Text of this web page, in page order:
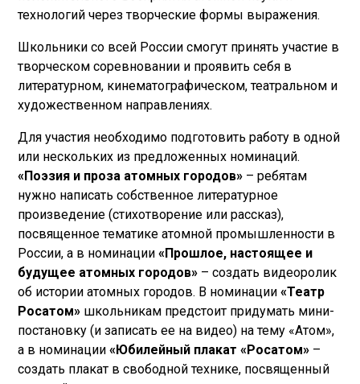
технологий через творческие формы выражения.
Школьники со всей России смогут принять участие в
творческом соревновании и проявить себя в
литературном, кинематографическом, театральном и
художественном направлениях.
Для участия необходимо подготовить работу в одной
или нескольких из предложенных номинаций.
«Поэзия и проза атомных городов» – ребятам
нужно написать собственное литературное
произведение (стихотворение или рассказ),
посвященное тематике атомной промышленности в
России, а в номинации«Прошлое, настоящее и
будущее атомных городов» – создать видеоролик
об истории атомных городов. В номинации«Театр
Росатом» школьникам предстоит придумать мини-
постановку (и записать ее на видео) на тему «Атом»,
а в номинации«Юбилейный плакат «Росатом» –
создать плакат в свободной технике, посвященный